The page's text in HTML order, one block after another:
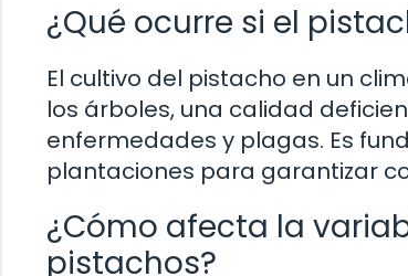
¿Qué ocurre si el
El cultivo del pistacho en un
los árboles, una calidad
enfermedades y plagas. Es
plantaciones para garantizar
¿Cómo afecta la
pistachos?